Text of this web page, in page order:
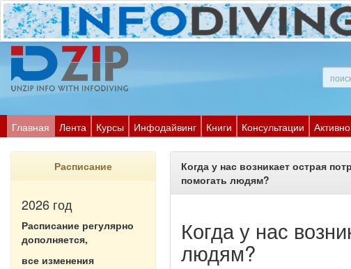
Главная Лента Курсы Инфодайвинг Книги Консультации
Расписание
2026 год
Расписание регулярно
дополняется,
все изменения
Когда у нас возникает острая
помогать людям?
Когда у нас
людям?